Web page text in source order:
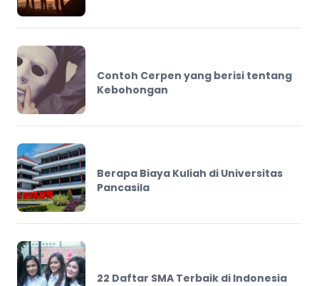
Contoh Cerpen yang berisi tentang
Kebohongan
Berapa Biaya Kuliah di Universitas
Pancasila
22 Daftar SMA Terbaik di Indonesia